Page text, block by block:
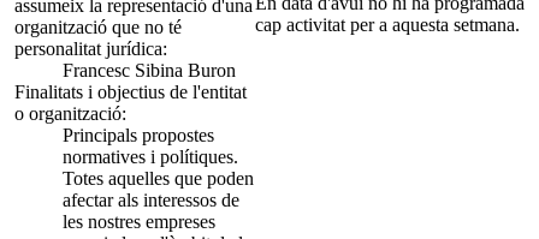
assumeix la representació d'una
organització que no té
personalitat jurídica:
Francesc Sibina Buron
Finalitats i objectius de l'entitat
o organització:
Principals propostes
normatives i polítiques.
Totes aquelles que poden
afectar als interessos de
les nostres empreses
cap activitat per a aquesta setmana.